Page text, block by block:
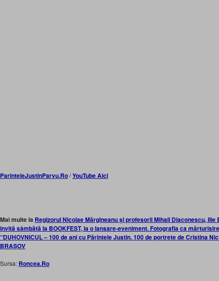
ParinteleJustinParvu.Ro/YouTube Aici
Mai multe la Regizorul Nicolae Mărgineanu și profesorii Mihail Diaconescu, Ilie
invită sâmbătă la BOOKFEST, la o lansare-eveniment. Fotografia ca
“DUHOVNICUL – 100 de ani cu Părintele Justin. 100 de portrete de Cristina
BRAȘOV
Sursa: Roncea.Ro